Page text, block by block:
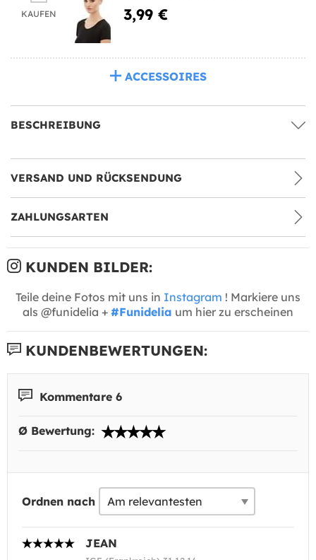
KAUFEN 3,99 €
ACCESSOIRES
BESCHREIBUNG
VERSAND UND RÜCKSENDUNG
ZAHLUNGSARTEN
KUNDEN BILDER:
Teile deine Fotos mit uns in Instagram ! Markiere uns
als @funidelia + #Funidelia um hier zu erscheinen
KUNDENBEWERTUNGEN:
Kommentare 6
Ø Bewertung:
Ordnen nach
JEAN